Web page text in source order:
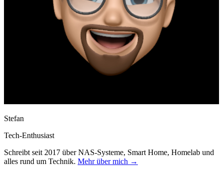
Stefan
Tech-Enthusiast
Schreibt seit 2017 über NAS-Systeme, Smart Home, Homelab und
alles rund um Technik. Mehr über mich →